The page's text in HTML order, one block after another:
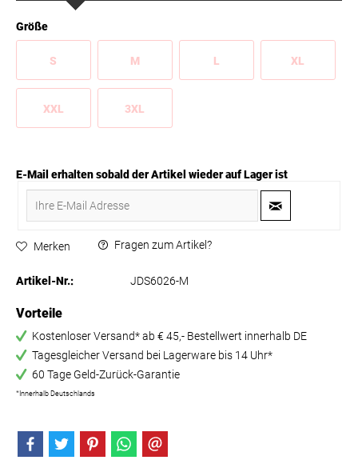
Größe
S M L XL
XXL 3XL
E-Mail erhalten sobald der Artikel wieder auf Lager ist
Merken Fragen zum Artikel?
Artikel-Nr.: JDS6026-M
Vorteile
Kostenloser Versand* ab € 45,- Bestellwert innerhalb DE
Tagesgleicher Versand bei Lagerware bis 14 Uhr*
60 Tage Geld-Zurück-Garantie
*Innerhalb Deutschlands